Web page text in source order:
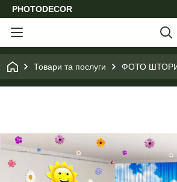
PHOTODECOR
Товари та послуги ФОТО